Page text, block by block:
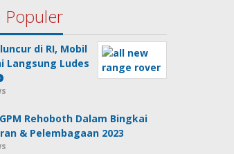
Populer
di RI, Mobil
Langsung Ludes
Rehoboth Dalam Bingkai
& Pelembagaan 2023